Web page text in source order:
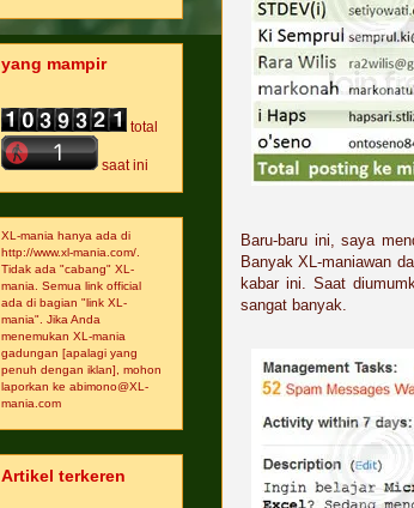
Baru-baru ini, saya
Banyak XL-maniawan
kabar ini. Saat
sangat banyak.
yang mampir
total
saat ini
XL-mania hanya ada di
http://www.xl-mania.com/.
Tidak ada "cabang" XL-
mania. Semua link official
ada di bagian "link XL-
mania". Jika Anda
menemukan XL-mania
gadungan [apalagi yang
penuh dengan iklan], mohon
laporkan ke abimono@XL-
mania.com
Artikel terkeren